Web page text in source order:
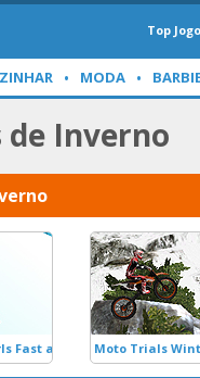
Top
MODA
de Inverno
Fast and FlurriousMoto Trials